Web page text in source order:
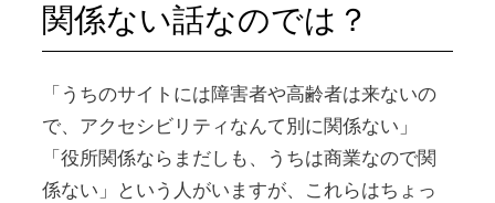
関係ない話なのでは？
「うちのサイトには障害者や高齢者は来ないの
で、アクセシビリティなんて別に関係ない」
「役所関係ならまだしも、うちは商業なので関
係ない」という人がいますが、これらはちょっ